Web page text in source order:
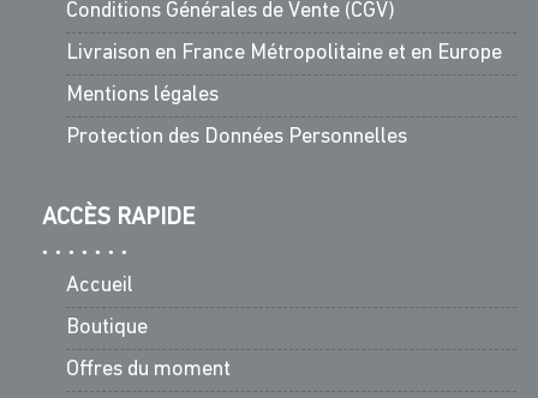
Conditions Générales de Vente (CGV)
Livraison en France Métropolitaine et en Europe
Mentions légales
Protection des Données Personnelles
ACCÈS RAPIDE
Accueil
Boutique
Offres du moment